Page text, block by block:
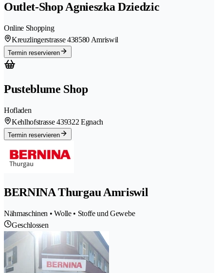
Outlet-Shop Agnieszka Dziedzic
Online Shopping
Kreuzlingerstrasse 438580 Amriswil
Termin reservieren
Pusteblume Shop
Hofladen
Kehlhofstrasse 439322 Egnach
Termin reservieren
BERNINA Thurgau Amriswil
Nähmaschinen • Wolle • Stoffe und Gewebe
Geschlossen